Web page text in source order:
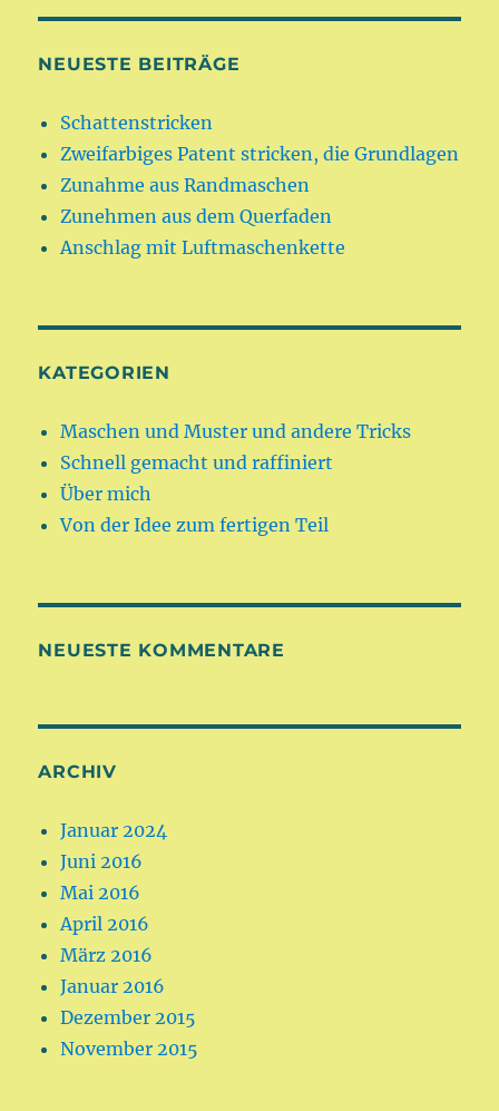
NEUESTE BEITRÄGE
Schattenstricken
Zweifarbiges Patent stricken, die Grundlagen
Zunahme aus Randmaschen
Zunehmen aus dem Querfaden
Anschlag mit Luftmaschenkette
KATEGORIEN
Maschen und Muster und andere Tricks
Schnell gemacht und raffiniert
Über mich
Von der Idee zum fertigen Teil
NEUESTE KOMMENTARE
ARCHIV
Januar 2024
Juni 2016
Mai 2016
April 2016
März 2016
Januar 2016
Dezember 2015
November 2015